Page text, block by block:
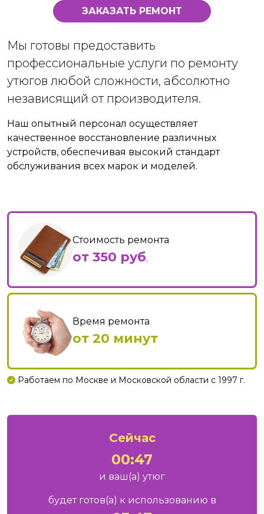
ЗАКАЗАТЬ РЕМОНТ
Мы готовы предоставить
профессиональные услуги по ремонту
утюгов любой сложности, абсолютно
независящий от производителя.
Наш опытный персонал осуществляет
качественное восстановление различных
устройств, обеспечивая высокий стандарт
обслуживания всех марок и моделей.
Стоимость ремонта
от 350 руб.
Время ремонта
от 20 минут
Работаем по Москве и Московской области с 1997 г.
Сейчас
00:47
и ваш(а) утюг
будет готов(а) к использованию в